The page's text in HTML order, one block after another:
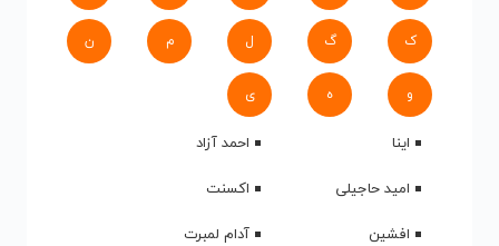
ک گ ل م ن
و ه ی
اینا
احمد آزاد
امید حاجیلی
اکسنت
افشین
آدام لمبرت